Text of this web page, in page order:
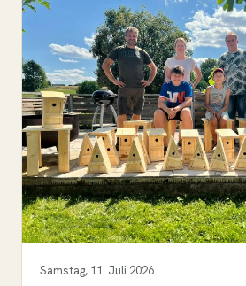
Samstag, 11. Juli 2026